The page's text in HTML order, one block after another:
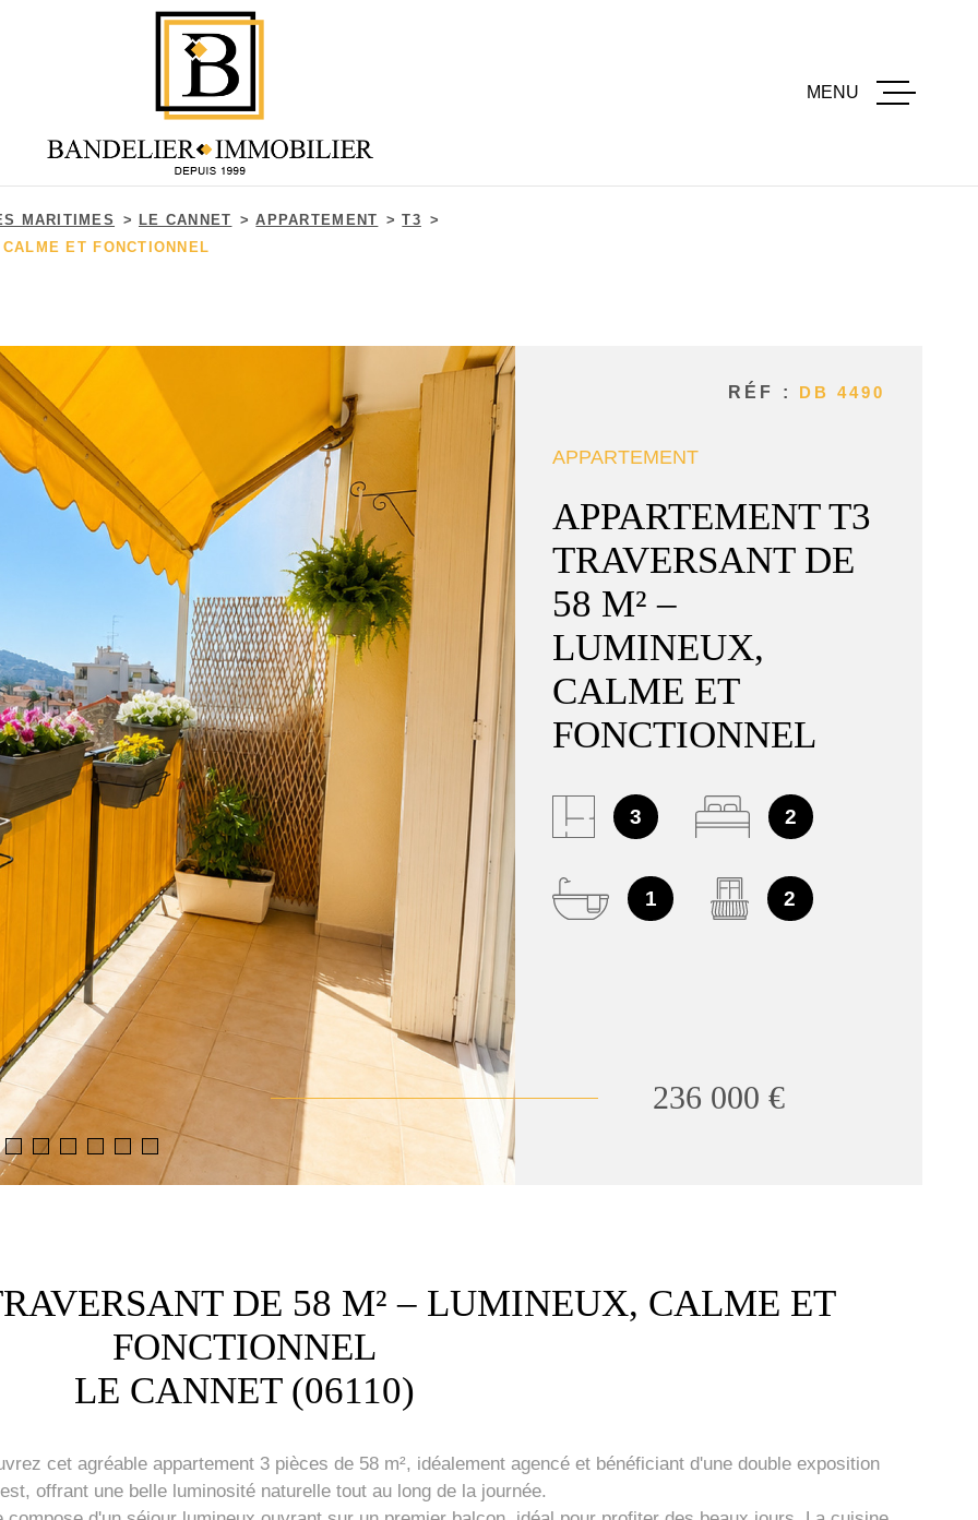
MENU
MARITIMES LE CANNET APPARTEMENT
T3
ET FONCTIONNEL
RÉF : DB 4490
APPARTEMENT
APPARTEMENT T3
TRAVERSANT DE
58 M² –
LUMINEUX,
CALME ET
FONCTIONNEL
3 2
1 2
236 000 €
DE 58 M² – LUMINEUX, CALME ET
FONCTIONNEL
LE CANNET (06110)
cet agréable appartement 3 pièces de 58 m², idéalement agencé et bénéficiant d'une double exposition
offrant une belle luminosité naturelle tout au long de la journée.